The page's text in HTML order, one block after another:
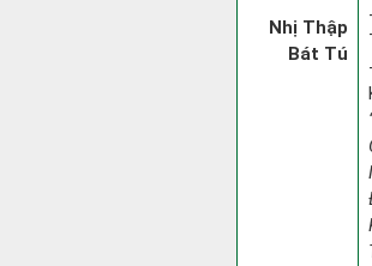
Nhị Thập
Bát Tú